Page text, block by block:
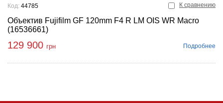
К сравнению
Объектив Fujifilm GF 120mm F4 R LM OIS WR Macro
(16536661)
Код: 44785
129 900 грн Подробнее